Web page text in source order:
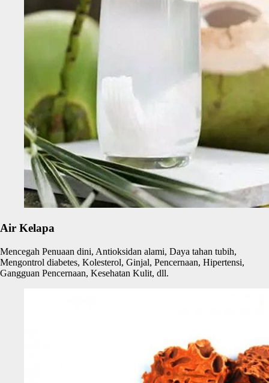
Air Kelapa
Mencegah Penuaan dini, Antioksidan alami, Daya tahan tubih,
Mengontrol diabetes, Kolesterol, Ginjal, Pencernaan, Hipertensi,
Gangguan Pencernaan, Kesehatan Kulit, dll.